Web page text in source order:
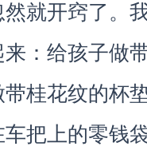
就开窍了。
：给孩子做
桂花纹的杯
把上的零钱